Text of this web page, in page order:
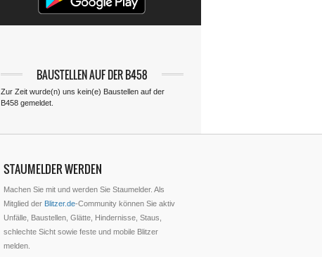
BAUSTELLEN AUF DER B458
Zur Zeit wurde(n) uns kein(e) Baustellen auf der
B458 gemeldet.
STAUMELDER WERDEN
Machen Sie mit und werden Sie Staumelder. Als
Mitglied der Blitzer.de-Community können Sie aktiv
Unfälle, Baustellen, Glätte, Hindernisse, Staus,
schlechte Sicht sowie feste und mobile Blitzer
melden.